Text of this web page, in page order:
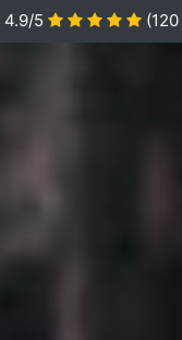
4.9/5 (120